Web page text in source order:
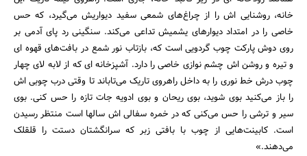
جستجو
خانه، روشنایی اش را از چراغ‌های شمعی سفید دیواریش می‌گیرد، که حس
خاصی را در امتداد دیوارهای یشمیش تداعی می‌کند. سنگینی رد پای آدمی بر
روی دوش پارکت چوب گردویی است که، بازتاب نور شمع در بافت‌های قهوه ای
و تیره و روشن اش چشم نوازی خاصی را دارد. آشپزخانه ای که از لابه لای چهار
چوب درش خط نوری را به داخل راهروی تاریک می‌تاباند تا وقتی درب چوبی اش
را باز می‌کنید بوی شوید، بوی ریحان و بوی ادویه جات تازه را حس کنی. بوی
سیر و ترشی را حس می‌کنی که در خمره سفالی اش سالها است منتظر رسیدن
است. کابینت‌هایی از چوب با بافتی زبر که سرانگشتان دستت را قلقلک
می‌دهند.»